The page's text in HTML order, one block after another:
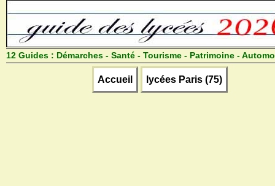
12 Guides : Démarches - Santé - Tourisme - Patrimoine -
Accueil lycées Paris (75)